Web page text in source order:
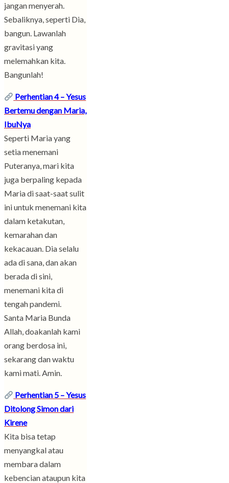
jangan menyerah.
Sebaliknya, seperti Dia,
bangun. Lawanlah
gravitasi yang
melemahkan kita.
Bangunlah!
Perhentian 4 – Yesus
Bertemu dengan Maria,
IbuNya
Seperti Maria yang
setia menemani
Puteranya, mari kita
juga berpaling kepada
Maria di saat-saat sulit
ini untuk menemani kita
dalam ketakutan,
kemarahan dan
kekacauan. Dia selalu
ada di sana, dan akan
berada di sini,
menemani kita di
tengah pandemi.
Santa Maria Bunda
Allah, doakanlah kami
orang berdosa ini,
sekarang dan waktu
kami mati. Amin.
Perhentian 5 – Yesus
Ditolong Simon dari
Kirene
Kita bisa tetap
menyangkal atau
membara dalam
kebencian ataupun kita